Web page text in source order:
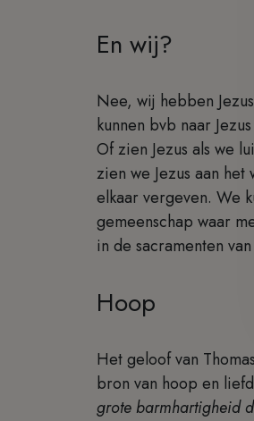
En wij?
Nee, wij hebben
kunnen bvb naar
Of zien Jezus als we
zien we Jezus aan
elkaar vergeven. We
gemeenschap waar
in de sacramenten
Hoop
Het geloof van
bron van hoop en
grote barmhartigheid